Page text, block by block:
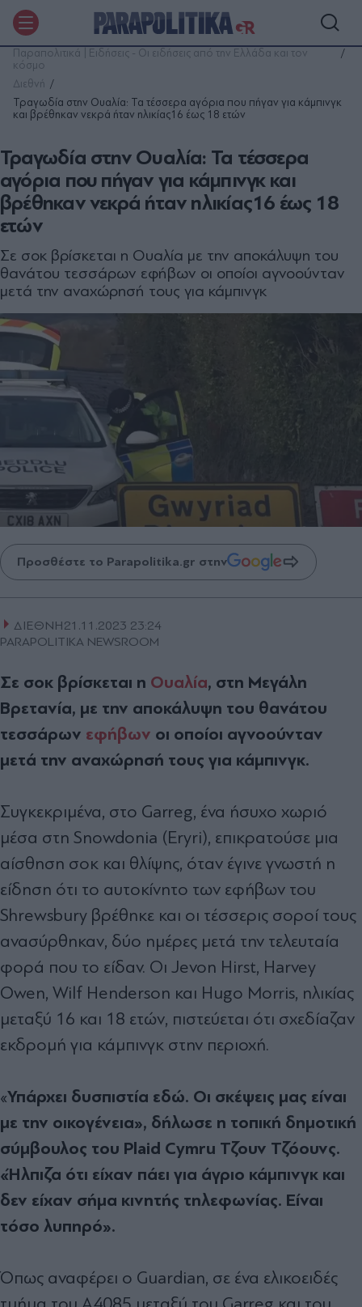
Παραπολιτικά | Ειδήσεις - Οι ειδήσεις από την Ελλάδα και τον
κόσμο
Διεθνή
Τραγωδία στην Ουαλία: Τα τέσσερα αγόρια που πήγαν για κάμπινγκ
και βρέθηκαν νεκρά ήταν ηλικίας16 έως 18 ετών
Τραγωδία στην Ουαλία: Τα τέσσερα
αγόρια που πήγαν για κάμπινγκ και
βρέθηκαν νεκρά ήταν ηλικίας16 έως 18
ετών
Σε σοκ βρίσκεται η Ουαλία με την αποκάλυψη του
θανάτου τεσσάρων εφήβων οι οποίοι αγνοούνταν
μετά την αναχώρησή τους για κάμπινγκ
Προσθέστε το Parapolitika.gr στην
ΔΙΕΘΝΗ21.11.2023 23:24
PARAPOLITIKA NEWSROOM
Σε σοκ βρίσκεται η Ουαλία, στη Μεγάλη
Βρετανία, με την αποκάλυψη του θανάτου
τεσσάρων εφήβων οι οποίοι αγνοούνταν
μετά την αναχώρησή τους για κάμπινγκ.
Συγκεκριμένα, στο Garreg, ένα ήσυχο χωριό
μέσα στη Snowdonia (Eryri), επικρατούσε μια
αίσθηση σοκ και θλίψης, όταν έγινε γνωστή η
είδηση ότι το αυτοκίνητο των εφήβων του
Shrewsbury βρέθηκε και οι τέσσερις σοροί τους
ανασύρθηκαν, δύο ημέρες μετά την τελευταία
φορά που το είδαν. Οι Jevon Hirst, Harvey
Owen, Wilf Henderson και Hugo Morris, ηλικίας
μεταξύ 16 και 18 ετών, πιστεύεται ότι σχεδίαζαν
εκδρομή για κάμπινγκ στην περιοχή.
«Υπάρχει δυσπιστία εδώ. Οι σκέψεις μας είναι
με την οικογένεια», δήλωσε η τοπική δημοτική
σύμβουλος του Plaid Cymru Τζουν Τζόουνς.
«Ήλπιζα ότι είχαν πάει για άγριο κάμπινγκ και
δεν είχαν σήμα κινητής τηλεφωνίας. Είναι
τόσο λυπηρό».
Όπως αναφέρει ο Guardian, σε ένα ελικοειδές